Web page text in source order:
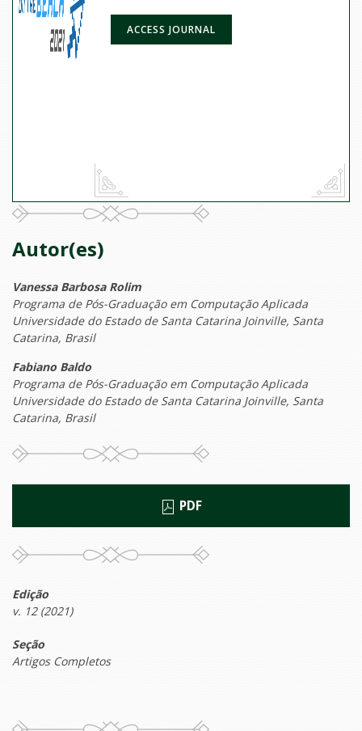
ACCESS JOURNAL
Autor(es)
Vanessa Barbosa Rolim
Programa de Pós-Graduação em Computação Aplicada
Universidade do Estado de Santa Catarina Joinville, Santa
Catarina, Brasil
Fabiano Baldo
Programa de Pós-Graduação em Computação Aplicada
Universidade do Estado de Santa Catarina Joinville, Santa
Catarina, Brasil
PDF
Edição
v. 12 (2021)
Seção
Artigos Completos